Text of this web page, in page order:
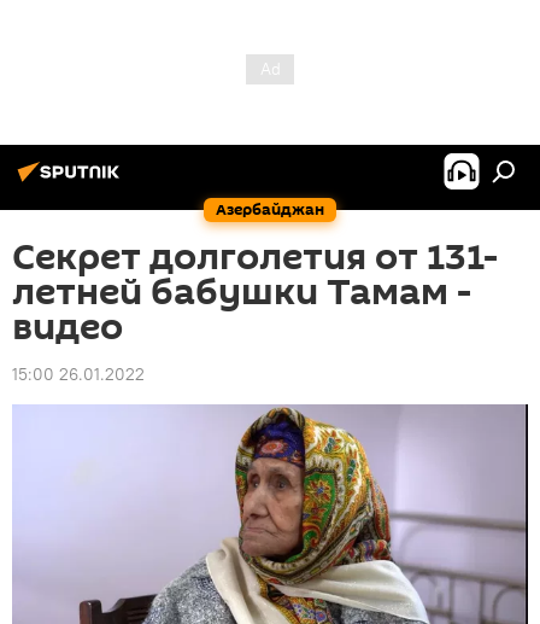
Азербайджан
Секрет долголетия от 131-
летней бабушки Тамам -
видео
15:00 26.01.2022